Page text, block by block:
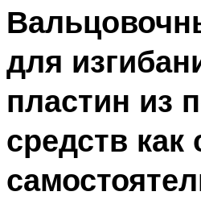
для
пластин из
средств как